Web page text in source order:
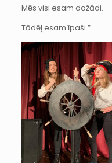
Mēs visi esam dažādi.
Tādēļ esam īpaši.”